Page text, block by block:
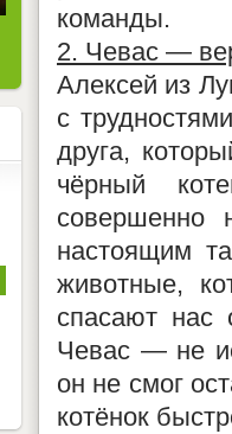
команды.
2. Чевас —
Алексей из
с
друга,
чёрный
совершенно
настоящим
животные,
спасают
Чевас — не
он не смог
котёнок